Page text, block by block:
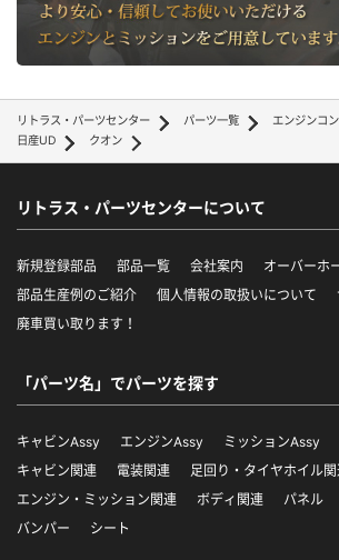
リトラス・パーツセンター パーツ一覧
エンジンコ
日産UD
クオン
リトラス・パーツセンターについて
新規登録部品 部品一覧 会社案内
オーバーホ
部品生産例のご紹介
個人情報の取扱いについて
廃車買い取ります！
「パーツ名」でパーツを探す
キャビンAssy エンジンAssy ミッションAssy
キャビン関連
電装関連
足回り・タイヤホイル
エンジン・ミッション関連
ボディ関連 パネル
バンパー
シート